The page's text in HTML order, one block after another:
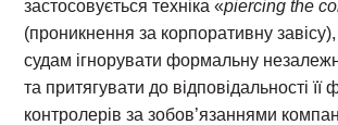
застосовується техніка «piercing the
(проникнення за корпоративну
судам ігнорувати формальну
та притягувати до відповідальності її
контролерів за зобов’язаннями